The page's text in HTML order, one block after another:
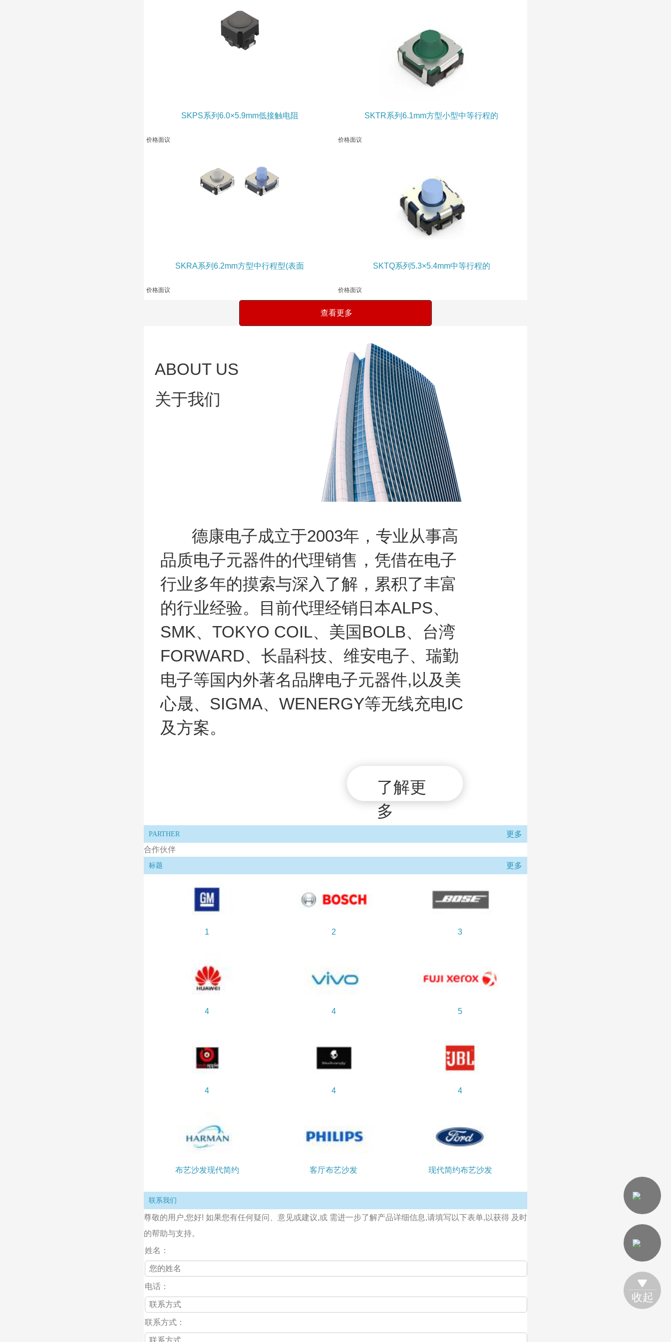
SKPS系列6.0×5.9mm低接触电阻
价格面议
SKTR系列6.1mm方型小型中等行程的
价格面议
SKRA系列6.2mm方型中行程型(表面
价格面议
SKTQ系列5.3×5.4mm中等行程的
价格面议
查看更多
关于我们
ABOUT US
了解更
多
德康电子成立于2003年，专业从事高
品质电子元器件的代理销售，凭借在电子
行业多年的摸索与深入了解，累积了丰富
的行业经验。目前代理经销日本ALPS、
SMK、TOKYO COIL、美国BOLB、台湾
FORWARD、长晶科技、维安电子、瑞勤
电子等国内外著名品牌电子元器件,以及美
心晟、SIGMA、WENERGY等无线充电IC
及方案。
PARTHER
更多
合作伙伴
标题 更多
1 2 3
4 4 5
4 4 4
布艺沙发现代简约 客厅布艺沙发 现代简约布艺沙发
联系我们
尊敬的用户,您好! 如果您有任何疑问、意见或建议,或 需进一步了解产品详细信息,请填写以下表单,以获得 及时
的帮助与支持。
姓名：
电话：
联系方式：
收起